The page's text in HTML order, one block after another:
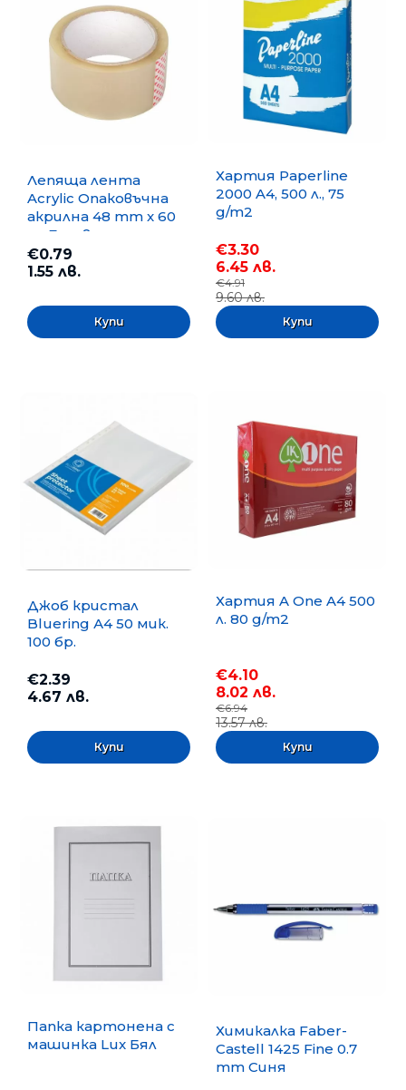
Лепяща лента
Acrylic Опаковъчна
акрилна 48 mm x 60
m, Безцветна
€0.79
1.55 лв.
Хартия Paperline
2000 A4, 500 л., 75
g/m2
€3.30
6.45 лв.
€4.91
9.60 лв.
Джоб кристал
Bluering А4 50 мик.
100 бр.
€2.39
4.67 лв.
Хартия A One A4 500
л. 80 g/m2
€4.10
8.02 лв.
€6.94
13.57 лв.
Папка картонена с
машинка Lux Бял
Химикалка Faber-
Castell 1425 Fine 0.7
mm Синя